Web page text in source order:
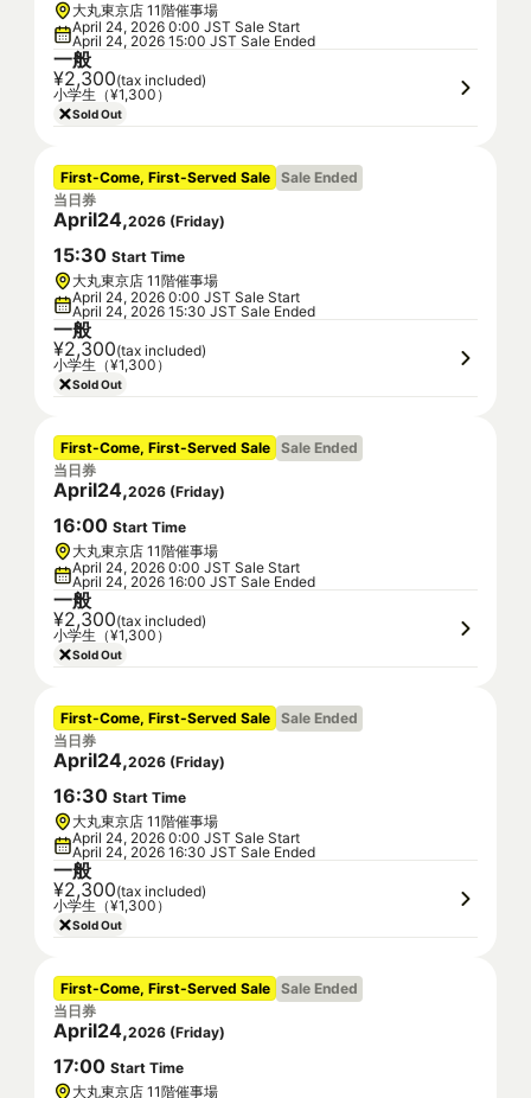
大丸東京店 11階催事場
April 24, 2026 0:00 JST Sale Start
April 24, 2026 15:00 JST Sale Ended
一般
¥2,300(tax included)
小学生（¥1,300）
Sold Out
First-Come, First-Served Sale Sale Ended
当日券
April24,2026 (Friday)
15:30 Start Time
大丸東京店 11階催事場
April 24, 2026 0:00 JST Sale Start
April 24, 2026 15:30 JST Sale Ended
一般
¥2,300(tax included)
小学生（¥1,300）
Sold Out
First-Come, First-Served Sale Sale Ended
当日券
April24,2026 (Friday)
16:00 Start Time
大丸東京店 11階催事場
April 24, 2026 0:00 JST Sale Start
April 24, 2026 16:00 JST Sale Ended
一般
¥2,300(tax included)
小学生（¥1,300）
Sold Out
First-Come, First-Served Sale Sale Ended
当日券
April24,2026 (Friday)
16:30 Start Time
大丸東京店 11階催事場
April 24, 2026 0:00 JST Sale Start
April 24, 2026 16:30 JST Sale Ended
一般
¥2,300(tax included)
小学生（¥1,300）
Sold Out
First-Come, First-Served Sale Sale Ended
当日券
April24,2026 (Friday)
17:00 Start Time
大丸東京店 11階催事場